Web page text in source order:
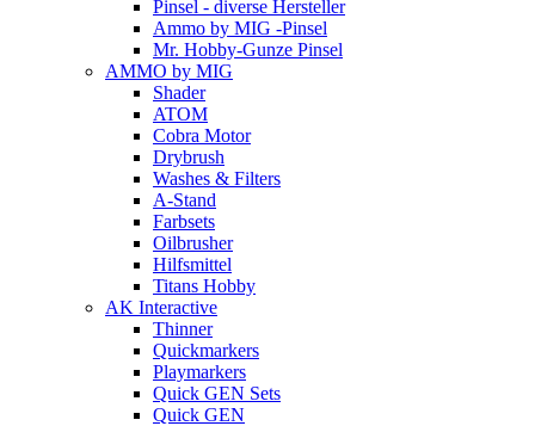
Pinsel - diverse Hersteller
Ammo by MIG -Pinsel
Mr. Hobby-Gunze Pinsel
AMMO by MIG
Shader
ATOM
Cobra Motor
Drybrush
Washes & Filters
A-Stand
Farbsets
Oilbrusher
Hilfsmittel
Titans Hobby
AK Interactive
Thinner
Quickmarkers
Playmarkers
Quick GEN Sets
Quick GEN